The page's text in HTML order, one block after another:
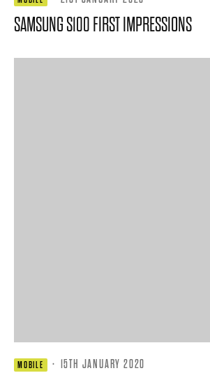
SAMSUNG S100 FIRST IMPRESSIONS
MOBILE · 15TH JANUARY 2020